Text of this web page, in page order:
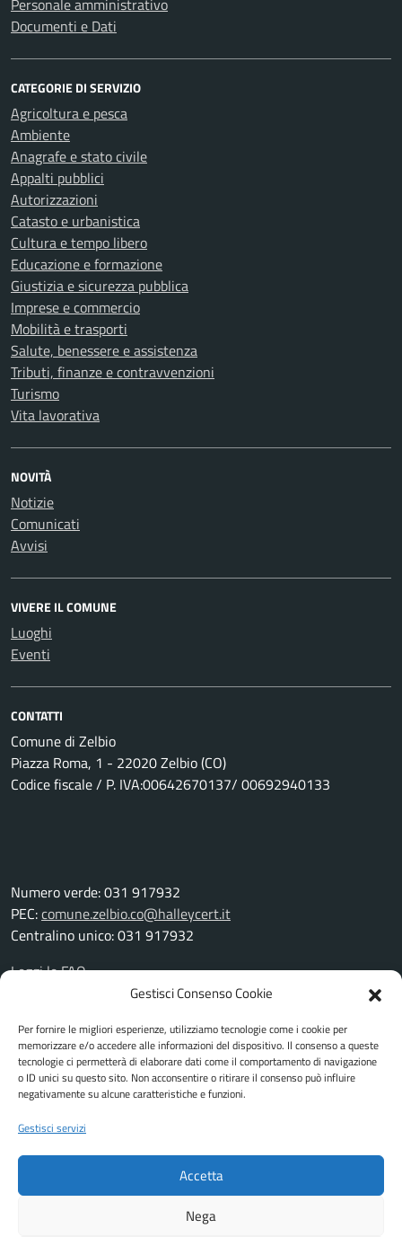
Gestisci Consenso Cookie
Per fornire le migliori esperienze, utilizziamo tecnologie come i cookie per
memorizzare e/o accedere alle informazioni del dispositivo. Il consenso a queste
tecnologie ci permetterà di elaborare dati come il comportamento di navigazione
o ID unici su questo sito. Non acconsentire o ritirare il consenso può influire
negativamente su alcune caratteristiche e funzioni.
Gestisci servizi
Accetta
Nega
Personale amministrativo
Documenti e Dati
CATEGORIE DI SERVIZIO
Agricoltura e pesca
Ambiente
Anagrafe e stato civile
Appalti pubblici
Autorizzazioni
Catasto e urbanistica
Cultura e tempo libero
Educazione e formazione
Giustizia e sicurezza pubblica
Imprese e commercio
Mobilità e trasporti
Salute, benessere e assistenza
Tributi, finanze e contravvenzioni
Turismo
Vita lavorativa
NOVITÀ
Notizie
Comunicati
Avvisi
VIVERE IL COMUNE
Luoghi
Eventi
CONTATTI
Comune di Zelbio
Piazza Roma, 1 - 22020 Zelbio (CO)
Codice fiscale / P. IVA:00642670137/ 00692940133
Numero verde: 031 917932
PEC:comune.zelbio.co@halleycert.it
Centralino unico: 031 917932
Leggi le FAQ
Prenotazione appuntamento
Richiesta assistenza
Amministrazione trasparente
Albo pretorio
Informativa privacy
Cookie Policy
Piano di miglioramento del sito
Feedback accessibilità